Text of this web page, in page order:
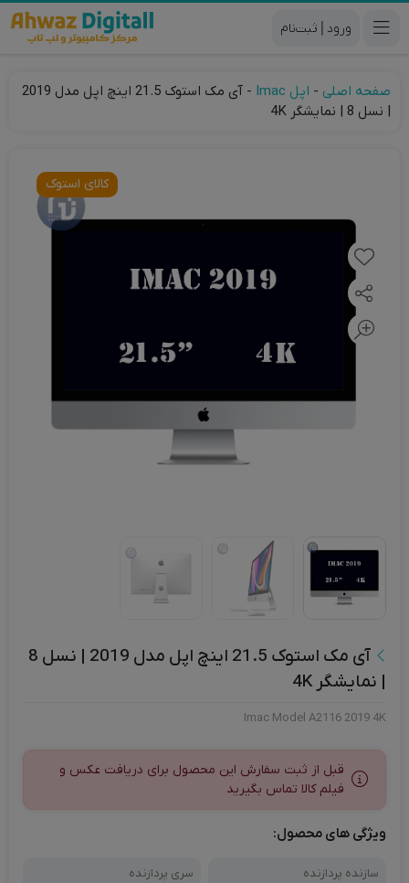
|
صفحه اصلی - اپل Imac -
آی مک استوک 21.5 اینچ اپل مدل 2019
| نسل 8 | نمایشگر 4K
کالای استوک
آی مک استوک 21.5 اینچ اپل مدل 2019 | نسل 8
| نمایشگر 4K
Imac Model A2116 2019 4K
قبل از ثبت سفارش این محصول برای دریافت عکس و
فیلم کالا تماس بگیرید
ویژگی های محصول:
سازنده پردازنده
سری پردازنده